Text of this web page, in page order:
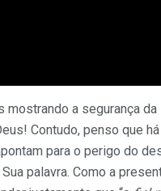
a segurança
Contudo, penso que
para o perigo do
palavra. Como a